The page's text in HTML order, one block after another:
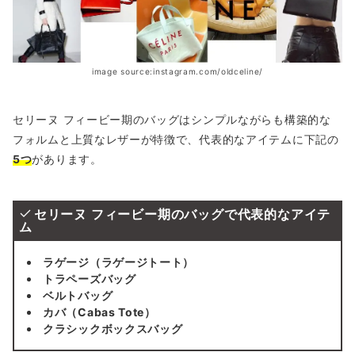
image source:instagram.com/oldceline/
セリーヌ フィービー期のバッグはシンプルながらも構築的な
フォルムと上質なレザーが特徴で、代表的なアイテムに下記の
5つがあります。
セリーヌ フィービー期のバッグで代表的なアイテ
ム
ラゲージ（ラゲージトート）
トラペーズバッグ
ベルトバッグ
カバ（Cabas Tote）
クラシックボックスバッグ